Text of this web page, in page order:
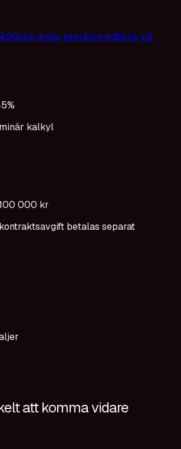
Boka gratis provkörningSkriv på
kalkyl
000 kr
kontraktsavgift betalas separat
att komma vidare